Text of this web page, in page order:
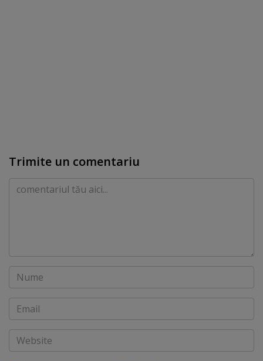
Trimite un comentariu
Comentariu
Nume
Email
Website